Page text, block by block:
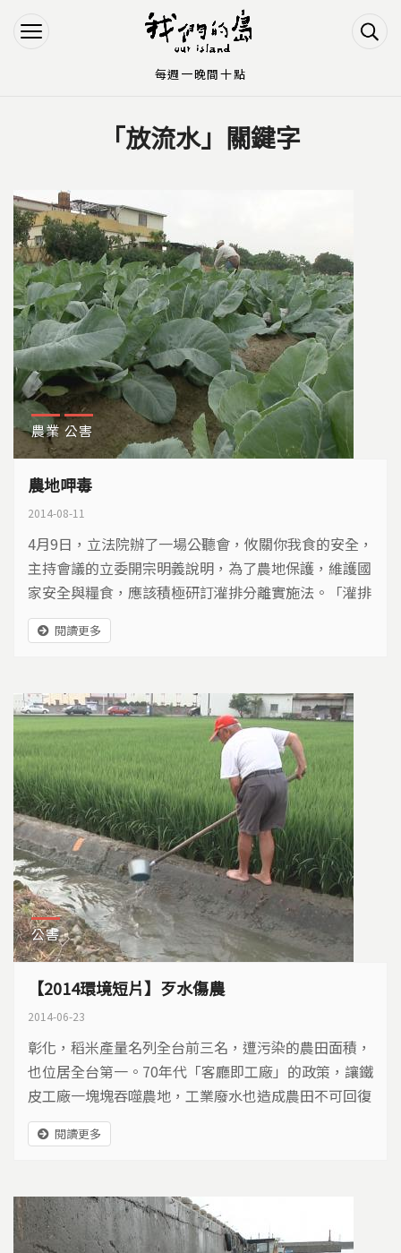
Jump to Navigation
Jump to Main content
「放流水」關鍵字
農業 公害
農地呷毒
2014-08-11
4月9日，立法院辦了一場公聽會，攸關你我食的安全，
主持會議的立委開宗明義說明，為了農地保護，維護國
家安全與糧食，應該積極研訂灌排分離實施法。「灌排
分離」是個重要課題，因為我們賴以生存的農地，正喝
著各式各樣的毒水… 後勁溪，短短21公里，沿岸是高
工業區和工廠群聚的竹子門地區，工業廢水排入後勁
溪，下游的農田從後勁溪引水灌溉，面對灌溉水質不佳
的狀況，...
閱讀更多
公害
【2014環境短片】歹水傷農
2014-06-23
彰化，稻米產量名列全台前三名，遭污染的農田面積，
也位居全台第一。70年代「客廳即工廠」的政策，讓鐵
皮工廠一塊塊吞噬農地，工業廢水也造成農田不可回復
的傷害。環保署十年來，花了2.5億挽救生病農田，但
我們來到北彰化兼具排水和灌溉功能的番雅溝，發現污
閱讀更多
每週一晚間十點